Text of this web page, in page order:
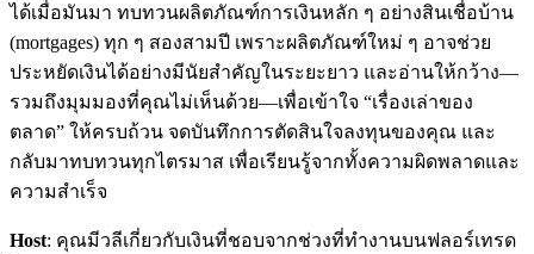
ได้เมื่อมันมา ทบทวนผลิตภัณฑ์การเงินหลัก ๆ อย่างสินเชื่อบ้าน
(mortgages) ทุก ๆ สองสามปี เพราะผลิตภัณฑ์ใหม่ ๆ อาจช่วย
ประหยัดเงินได้อย่างมีนัยสำคัญในระยะยาว และอ่านให้กว้าง—
รวมถึงมุมมองที่คุณไม่เห็นด้วย—เพื่อเข้าใจ “เรื่องเล่าของ
ตลาด” ให้ครบถ้วน จดบันทึกการตัดสินใจลงทุนของคุณ และ
กลับมาทบทวนทุกไตรมาส เพื่อเรียนรู้จากทั้งความผิดพลาดและ
ความสำเร็จ
Host: คุณมีวลีเกี่ยวกับเงินที่ชอบจากช่วงที่ทำงานบนฟลอร์เทรด